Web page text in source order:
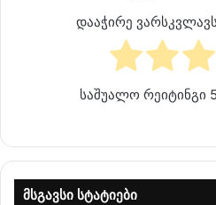
დააჭირე
საშუალო რეიტინგი 5
მსგავსი სტატიები